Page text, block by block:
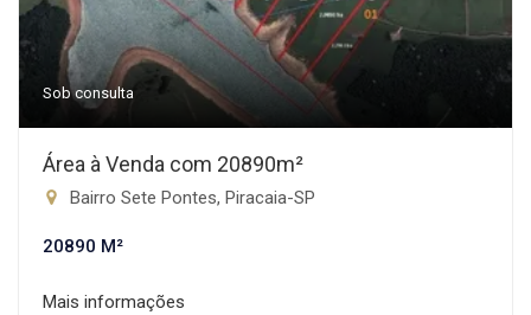
Sob consulta
Área à Venda com 20890m²
Bairro Sete Pontes, Piracaia-SP
20890 M²
Mais informações